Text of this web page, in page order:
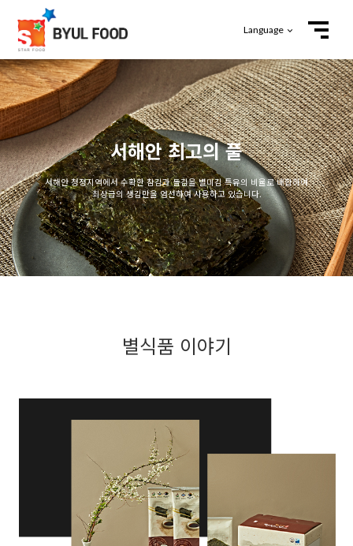
Language
서해안 최고의 풀
서해안 청정지역에서 수확한 참김과 돌김을 별미김 특유의 비율로 배합하여
최상급의 생김만을 엄선하여 사용하고 있습니다.
별식품 이야기